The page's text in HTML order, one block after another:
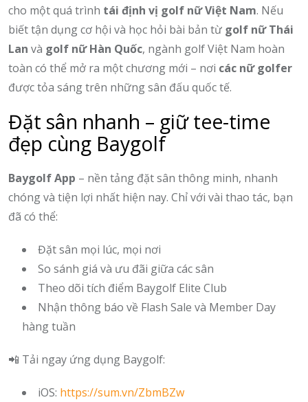
cho một quá trình tái định vị golf nữ Việt Nam. Nếu
biết tận dụng cơ hội và học hỏi bài bản từ golf nữ Thái
Lan và golf nữ Hàn Quốc, ngành golf Việt Nam hoàn
toàn có thể mở ra một chương mới – nơi các nữ golfer
được tỏa sáng trên những sân đấu quốc tế.
Đặt sân nhanh – giữ tee-time
đẹp cùng Baygolf
Baygolf App – nền tảng đặt sân thông minh, nhanh
chóng và tiện lợi nhất hiện nay. Chỉ với vài thao tác, bạn
đã có thể:
Đặt sân mọi lúc, mọi nơi
So sánh giá và ưu đãi giữa các sân
Theo dõi tích điểm Baygolf Elite Club
Nhận thông báo về Flash Sale và Member Day
hàng tuần
📲 Tải ngay ứng dụng Baygolf:
iOS: https://sum.vn/ZbmBZw